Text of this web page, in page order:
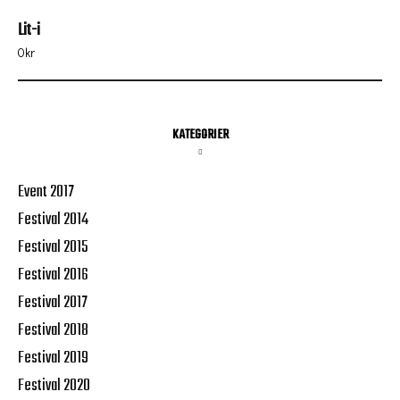
Lit-i
0kr
KATEGORIER
Event 2017
Festival 2014
Festival 2015
Festival 2016
Festival 2017
Festival 2018
Festival 2019
Festival 2020